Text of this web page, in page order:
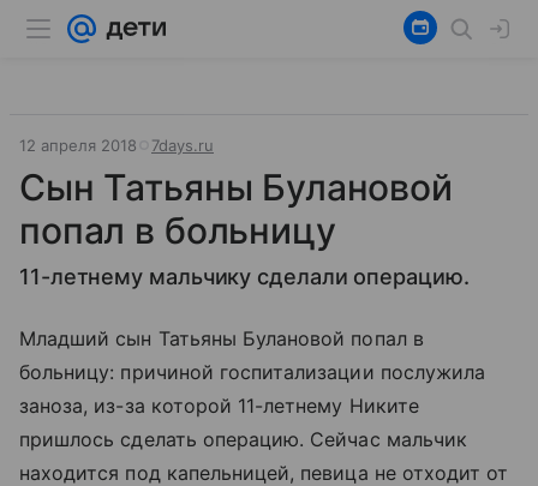
12 апреля 2018 7days.ru
Сын Татьяны Булановой
попал в больницу
11-летнему мальчику сделали операцию.
Младший сын Татьяны Булановой попал в
больницу: причиной госпитализации послужила
заноза, из-за которой 11-летнему Никите
пришлось сделать операцию. Сейчас мальчик
находится под капельницей, певица не отходит от